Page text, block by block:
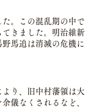
。この混乱期の中で
きました。明治維新
馬追は消滅の危機に
り、旧中村藩領は大
儀なくされるなど、